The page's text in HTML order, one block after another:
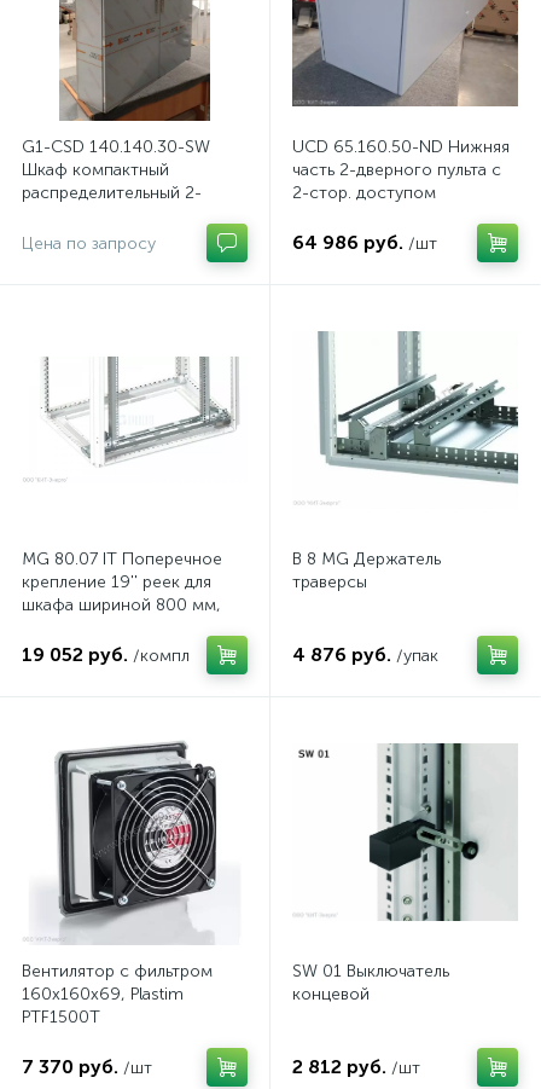
G1-CSD 140.140.30-SW
Шкаф компактный
распределительный 2-
стали, с перемычкой
Цена по запросу
UCD 65.160.50-ND Нижняя
часть 2-дверного пульта с
2-стор. доступом
64 986 руб. /шт
MG 80.07 IT Поперечное
крепление 19'' реек для
шкафа шириной 800 мм,
19 052 руб. /компл
B 8 MG Держатель
траверсы
4 876 руб. /упак
Вентилятор с фильтром
160x160x69, Plastim
PTF1500T
7 370 руб. /шт
SW 01 Выключатель
концевой
2 812 руб. /шт